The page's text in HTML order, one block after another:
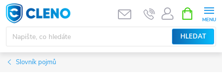
Přejít
na
obsah
HLEDAT
NÁKUPNÍ
KOŠÍK
Slovník pojmů